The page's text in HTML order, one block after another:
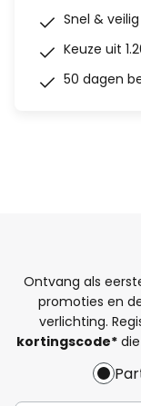
Snel &
Keuze uit
50 dagen
Ontvang als
promoties en
verlichting.
kortingscode*die